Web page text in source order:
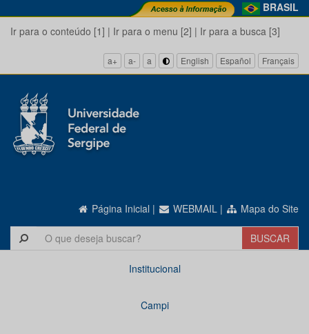
BRASIL
Ir para o conteúdo [1] | Ir para o menu [2] | Ir para a busca [3]
a+ a- a English Español Français
Página Inicial | WEBMAIL | Mapa do Site
Institucional
Campi